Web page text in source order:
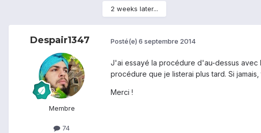
2 weeks later...
Despair1347
Membre
74
Posté(e) 6 septembre 2014
J'ai essayé la procédure d'au-dessus avec
procédure que je listerai plus tard. Si
Merci !